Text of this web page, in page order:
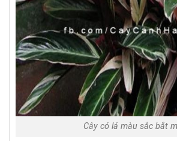
Cây có lá màu sắc bắt